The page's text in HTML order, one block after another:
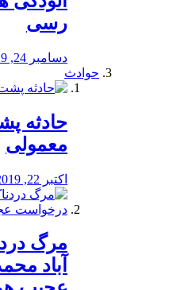
رسی
دسامبر 24, 2019
حوادث
️حادثه
معمولی
اکتبر 22, 2019
مرگ
آباد